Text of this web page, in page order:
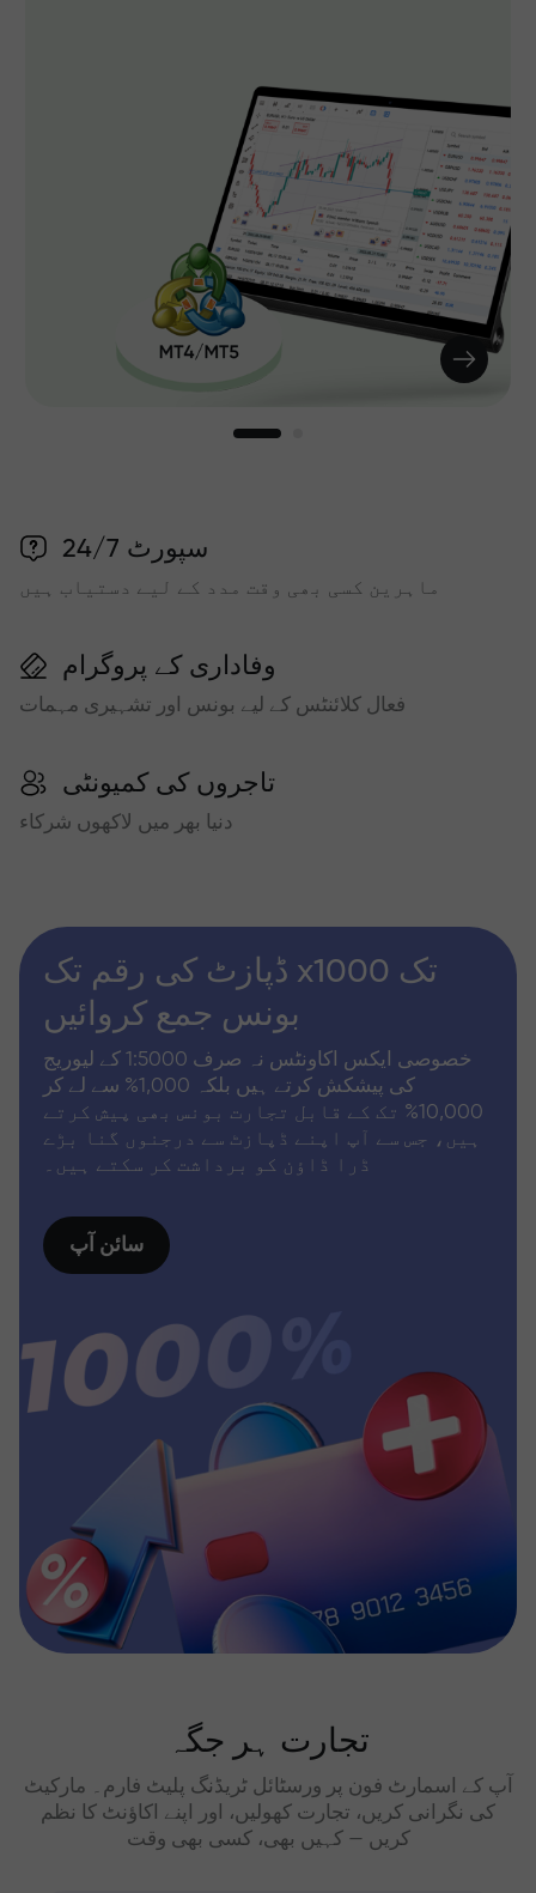
سپورٹ 24/7
ماہرین کسی بھی وقت مدد کے لیے دستیاب ہیں
وفاداری کے پروگرام
فعال کلائنٹس کے لیے بونس اور تشہیری مہمات
تاجروں کی کمیونٹی
دنیا بھر میں لاکھوں شرکاء
ڈپازٹ کی رقم تک x1000 تک
بونس جمع کروائیں
خصوصی ایکس اکاونٹس نہ صرف 1:5000 کے لیوریج
کی پیشکش کرتے ہیں بلکہ 1,000% سے لے کر
10,000% تک کے قابل تجارت بونس بھی پیش کرتے
ہیں، جس سے آپ اپنے ڈپازٹ سے درجنوں گنا بڑے
ڈرا ڈاؤن کو برداشت کر سکتے ہیں۔
سائن آپ
تجارت ہر جگہ
آپ کے اسمارٹ فون پر ورسٹائل ٹریڈنگ پلیٹ فارم۔ مارکیٹ
کی نگرانی کریں، تجارت کھولیں، اور اپنے اکاؤنٹ کا نظم
کریں — کہیں بھی، کسی بھی وقت